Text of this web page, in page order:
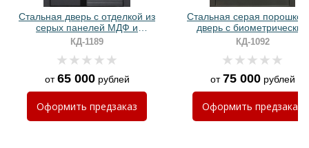
Хочу такую
Стальная дверь с отделкой из
серых панелей МДФ и
биометрическим замком
КД-1189
от65 000рублей
Оформить предзаказ
Стальная серая
дверь с биометрическим
электронным замком
КД-1092
от75 000рублей
Оформить предзаказ